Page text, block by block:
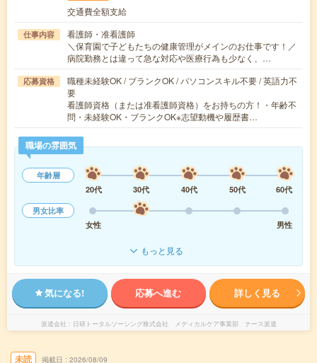
交通費全額支給
仕事内容
看護師・准看護師
＼保育園で子どもたちの健康管理がメインのお仕事です！／
病院勤務とは違って急な対応や医療行為も少なく、…
応募資格
職種未経験OK / ブランクOK / パソコンスキル不要 / 英語力不
要
看護師資格（または准看護師資格）をお持ちの方！・年齢不
問・未経験OK・ブランクOK※志望動機や履歴書…
職場の雰囲気
年齢層
20代
30代 40代 50代
60代
男女比率
女性
男性
もっと見る
気になる! 応募へ進む 詳しく見る
派遣会社 日研トータルソーシング株式会社 メディカルケア事業部 ナース派遣
未読 掲載日 2026/08/09